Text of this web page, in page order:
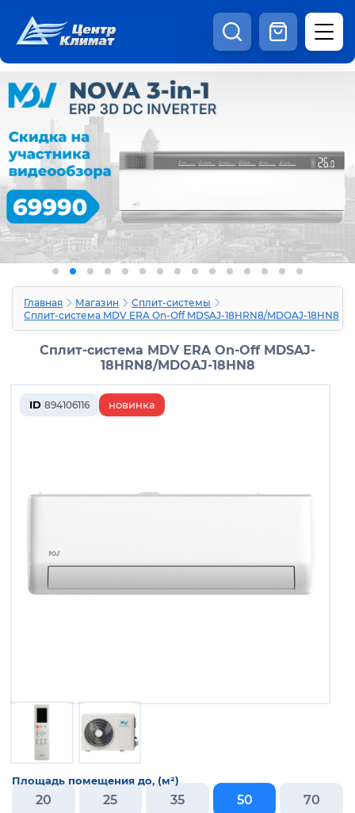
Каталог
Статьи
Наши работы Отзывы
Доставка и оплата Оферта
Контакты
8:00 - 20:00 Шоурум
Главная Магазин
Сплит-системы
Сплит-система MDV ERA On-Off MDSAJ-18HRN8/MDOAJ-18HN8
Сплит-система MDV ERA On-Off MDSAJ-
18HRN8/MDOAJ-18HN8
ID 894106116 новинка
Площадь помещения до, (м²)
20 25 35 50 70